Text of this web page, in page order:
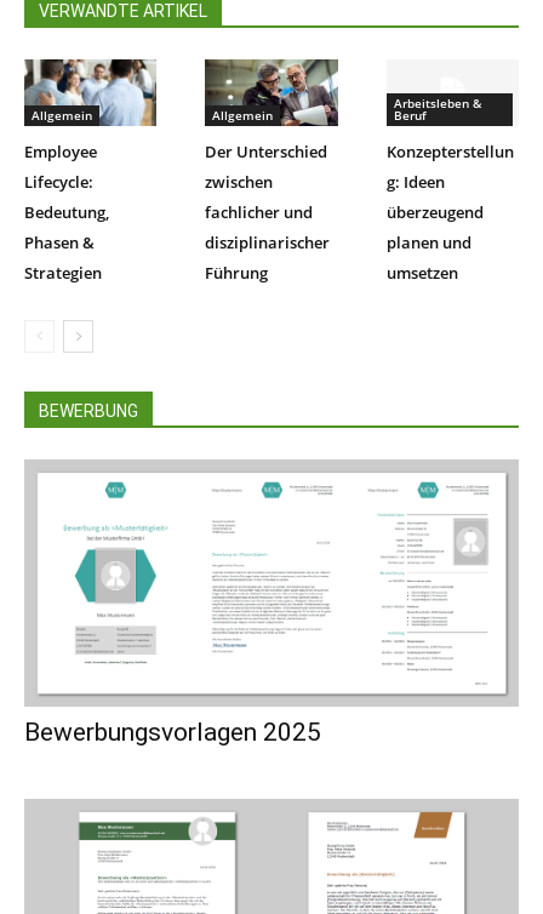
VERWANDTE ARTIKEL
Allgemein
Employee
Lifecycle:
Bedeutung,
Phasen &
Strategien
Allgemein
Der Unterschied
zwischen
fachlicher und
disziplinarischer
Führung
Arbeitsleben &
Beruf
Konzepterstellun
g: Ideen
überzeugend
planen und
umsetzen
BEWERBUNG
Bewerbungsvorlagen 2025